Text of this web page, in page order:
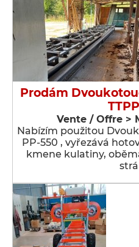
Prodám
Vente / Offre >
Nabízím použitou
PP-550 , vyřezává
kmene kulatiny,